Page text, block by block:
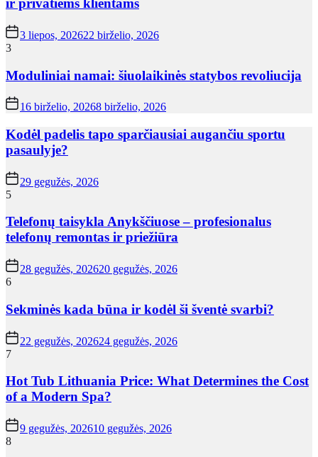
ir privatiems klientams
3 liepos, 202622 birželio, 2026
3
Moduliniai namai: šiuolaikinės statybos revoliucija
16 birželio, 20268 birželio, 2026
Kodėl padelis tapo sparčiausiai augančiu sportu
pasaulyje?
29 gegužės, 2026
5
Telefonų taisykla Anykščiuose – profesionalus
telefonų remontas ir priežiūra
28 gegužės, 202620 gegužės, 2026
6
Sekminės kada būna ir kodėl ši šventė svarbi?
22 gegužės, 202624 gegužės, 2026
7
Hot Tub Lithuania Price: What Determines the Cost
of a Modern Spa?
9 gegužės, 202610 gegužės, 2026
8